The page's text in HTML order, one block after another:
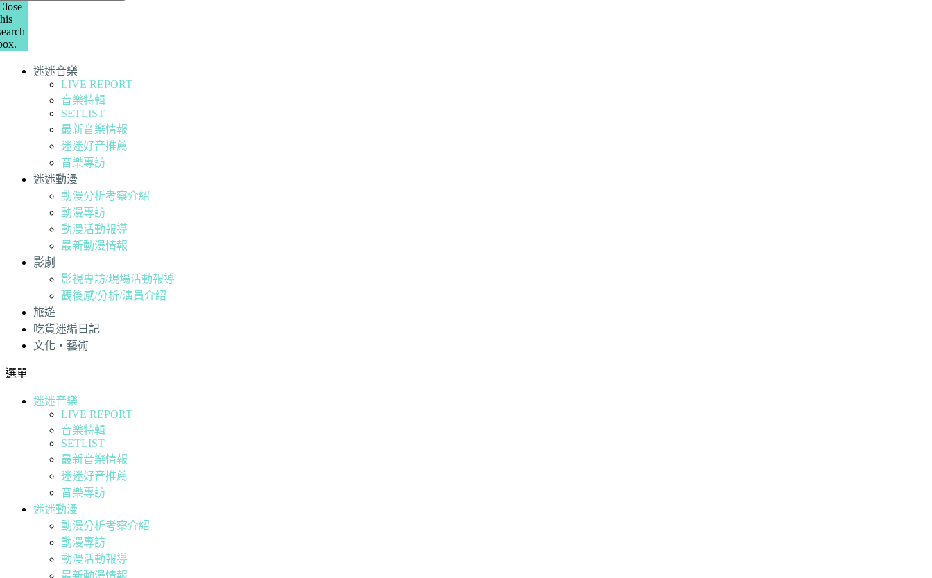
迷迷音樂
LIVE REPORT
音樂特輯
SETLIST
最新音樂情報
迷迷好音推薦
音樂專訪
迷迷動漫
動漫分析考察介紹
動漫專訪
動漫活動報導
最新動漫情報
影劇
影視專訪/現場活動報導
觀後感/分析/演員介紹
旅遊
吃貨迷編日記
文化・藝術
選單
迷迷音樂
LIVE REPORT
音樂特輯
SETLIST
最新音樂情報
迷迷好音推薦
音樂專訪
迷迷動漫
動漫分析考察介紹
動漫專訪
動漫活動報導
最新動漫情報